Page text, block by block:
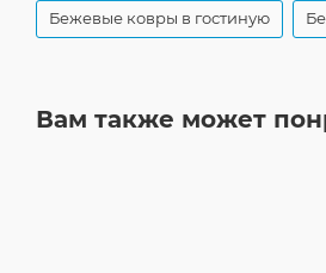
Бежевые ковры в гостиную
Вам также может